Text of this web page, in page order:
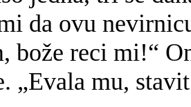
da ovu
bože reci mi!“
„Evala mu,